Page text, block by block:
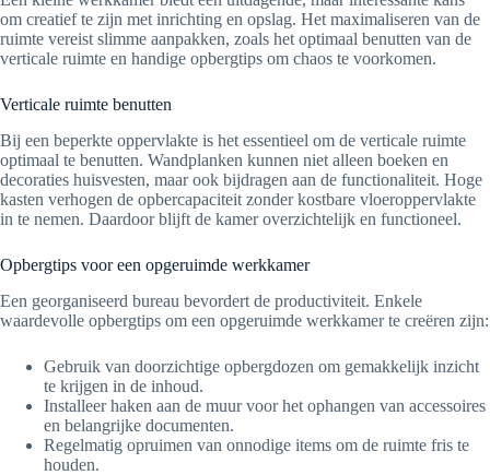
om creatief te zijn met inrichting en opslag. Het maximaliseren van de
ruimte vereist slimme aanpakken, zoals het optimaal benutten van de
verticale ruimte en handige opbergtips om chaos te voorkomen.
Verticale ruimte benutten
Bij een beperkte oppervlakte is het essentieel om de verticale ruimte
optimaal te benutten. Wandplanken kunnen niet alleen boeken en
decoraties huisvesten, maar ook bijdragen aan de functionaliteit. Hoge
kasten verhogen de opbercapaciteit zonder kostbare vloeroppervlakte
in te nemen. Daardoor blijft de kamer overzichtelijk en functioneel.
Opbergtips voor een opgeruimde werkkamer
Een georganiseerd bureau bevordert de productiviteit. Enkele
waardevolle opbergtips om een opgeruimde werkkamer te creëren zijn:
Gebruik van doorzichtige opbergdozen om gemakkelijk inzicht
te krijgen in de inhoud.
Installeer haken aan de muur voor het ophangen van accessoires
en belangrijke documenten.
Regelmatig opruimen van onnodige items om de ruimte fris te
houden.